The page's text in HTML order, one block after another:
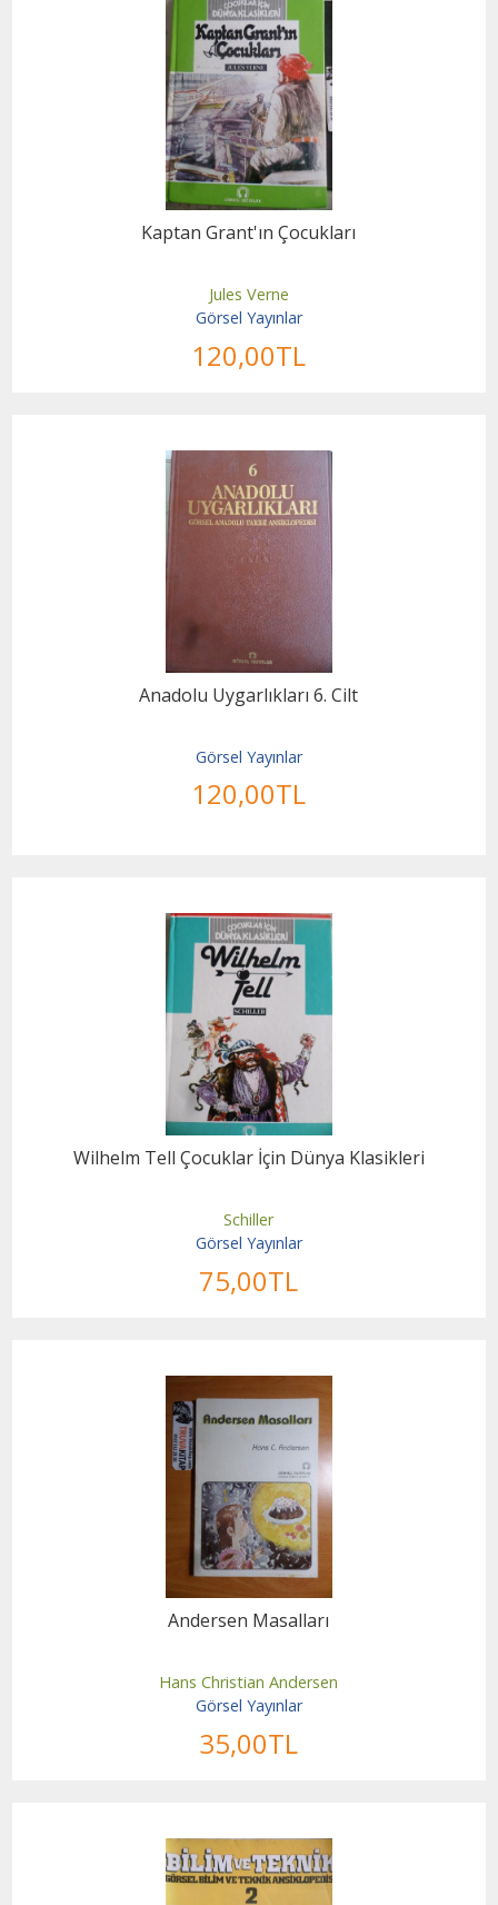
Kaptan Grant'ın Çocukları
Jules Verne
Görsel Yayınlar
120,00TL
Anadolu Uygarlıkları 6. Cilt
Görsel Yayınlar
120,00TL
Wilhelm Tell Çocuklar İçin Dünya Klasikleri
Schiller
Görsel Yayınlar
75,00TL
Andersen Masalları
Hans Christian Andersen
Görsel Yayınlar
35,00TL